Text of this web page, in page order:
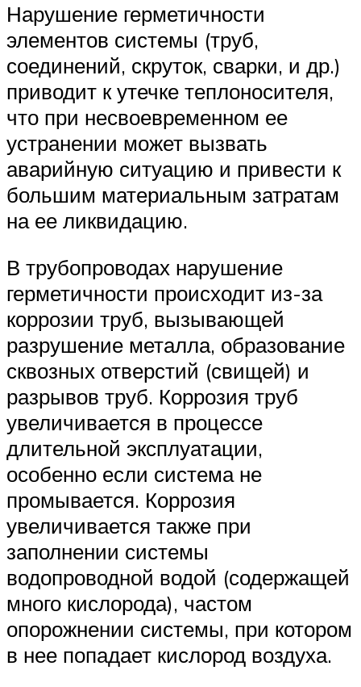
Нарушение герметичности
элементов системы (труб,
соединений, скруток, сварки, и др.)
приводит к утечке теплоносителя,
что при несвоевременном ее
устранении может вызвать
аварийную ситуацию и привести к
большим материальным затратам
на ее ликвидацию.
В трубопроводах нарушение
герметичности происходит из-за
коррозии труб, вызывающей
разрушение металла, образование
сквозных отверстий (свищей) и
разрывов труб. Коррозия труб
увеличивается в процессе
длительной эксплуатации,
особенно если система не
промывается. Коррозия
увеличивается также при
заполнении системы
водопроводной водой (содержащей
много кислорода), частом
опорожнении системы, при котором
в нее попадает кислород воздуха.